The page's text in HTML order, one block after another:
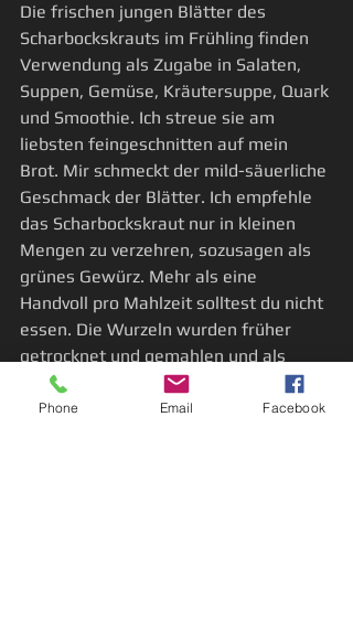
Die frischen jungen Blätter des
Scharbockskrauts im Frühling finden
Verwendung als Zugabe in Salaten,
Suppen, Gemüse, Kräutersuppe, Quark
und Smoothie. Ich streue sie am
liebsten feingeschnitten auf mein
Brot. Mir schmeckt der mild-säuerliche
Geschmack der Blätter. Ich empfehle
das Scharbockskraut nur in kleinen
Mengen zu verzehren, sozusagen als
grünes Gewürz. Mehr als eine
Handvoll pro Mahlzeit solltest du nicht
essen. Die Wurzeln wurden früher
getrocknet und gemahlen und als
Mehlersatz verwendet.
Phone Email Facebook